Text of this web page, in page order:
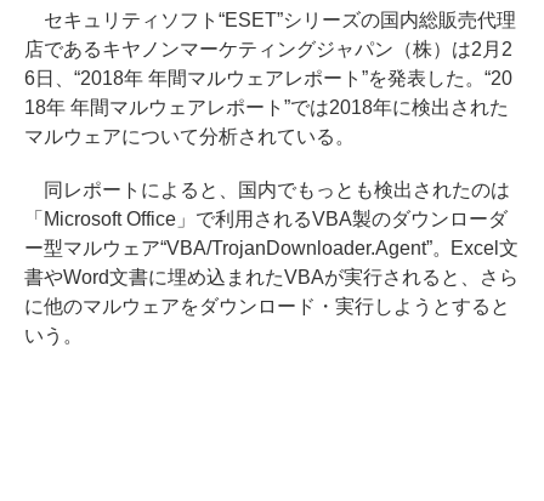
セキュリティソフト“ESET”シリーズの国内総販売代理
店であるキヤノンマーケティングジャパン（株）は2月2
6日、“2018年 年間マルウェアレポート”を発表した。“20
18年 年間マルウェアレポート”では2018年に検出された
マルウェアについて分析されている。
同レポートによると、国内でもっとも検出されたのは
「Microsoft Office」で利用されるVBA製のダウンローダ
ー型マルウェア“VBA/TrojanDownloader.Agent”。Excel文
書やWord文書に埋め込まれたVBAが実行されると、さら
に他のマルウェアをダウンロード・実行しようとすると
いう。